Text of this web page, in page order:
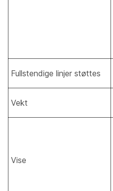
Fullstendige linjer støttes
Vekt
Vise